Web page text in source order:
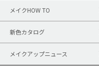
メイクHOW TO
新色カタログ
メイクアップニュース